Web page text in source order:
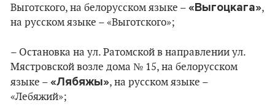
Выготского, на белорусском языке – «Выгоцкага»,
на русском языке – «Выготского»;
– Остановка на ул. Ратомской в направлении ул.
Мястровской возле дома № 15, на белорусском
языке – «Лябяжы», на русском языке –
«Лебяжий»;